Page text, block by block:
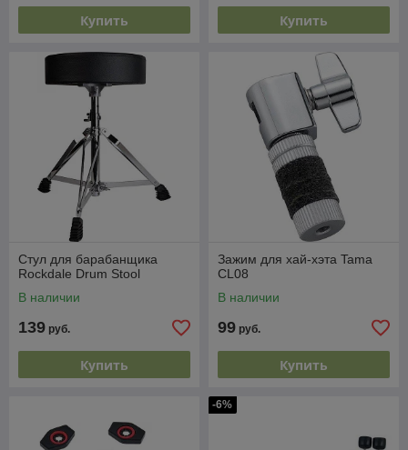
Купить Купить
Стул для барабанщика
Rockdale Drum Stool
В наличии
139 руб.
Купить
Зажим для хай-хэта Tama
CL08
В наличии
99 руб.
Купить
-6%